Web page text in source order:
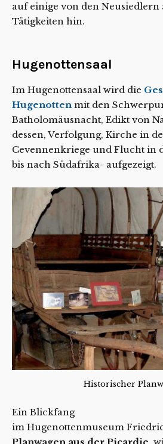
auf einige von den Neusiedlern
Tätigkeiten hin.
Hugenottensaal
Im Hugenottensaal wird die
Hugenottenmit den
Batholomäusnacht, Edikt von
dessen, Verfolgung, Kirche in
Cevennenkriege und Flucht in
bis nach Südafrika- aufgezeigt.
Historischer
Ein Blickfang
im Hugenottenmuseum